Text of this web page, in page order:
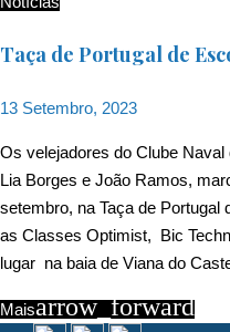
13
de
Setembro,
2023
Taça de Portugal de
13 Setembro, 2023
Os velejadores do Clube
Lia Borges e João Ramos,
setembro, na Taça de Portugal
as Classes Optimist, Bic
lugar na baia de Viana do
Maisarrow_forward